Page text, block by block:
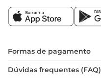
Formas de pagamento
Dúvidas frequentes (FAQ)